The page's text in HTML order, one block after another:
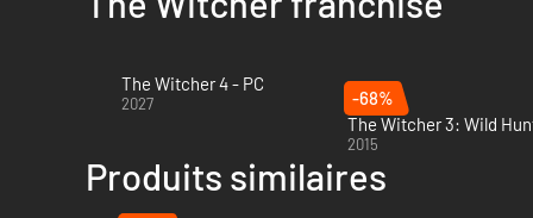
The Witcher 4 - PC
2027
-68%
The Witcher 3: Wild
2015
Produits similaires